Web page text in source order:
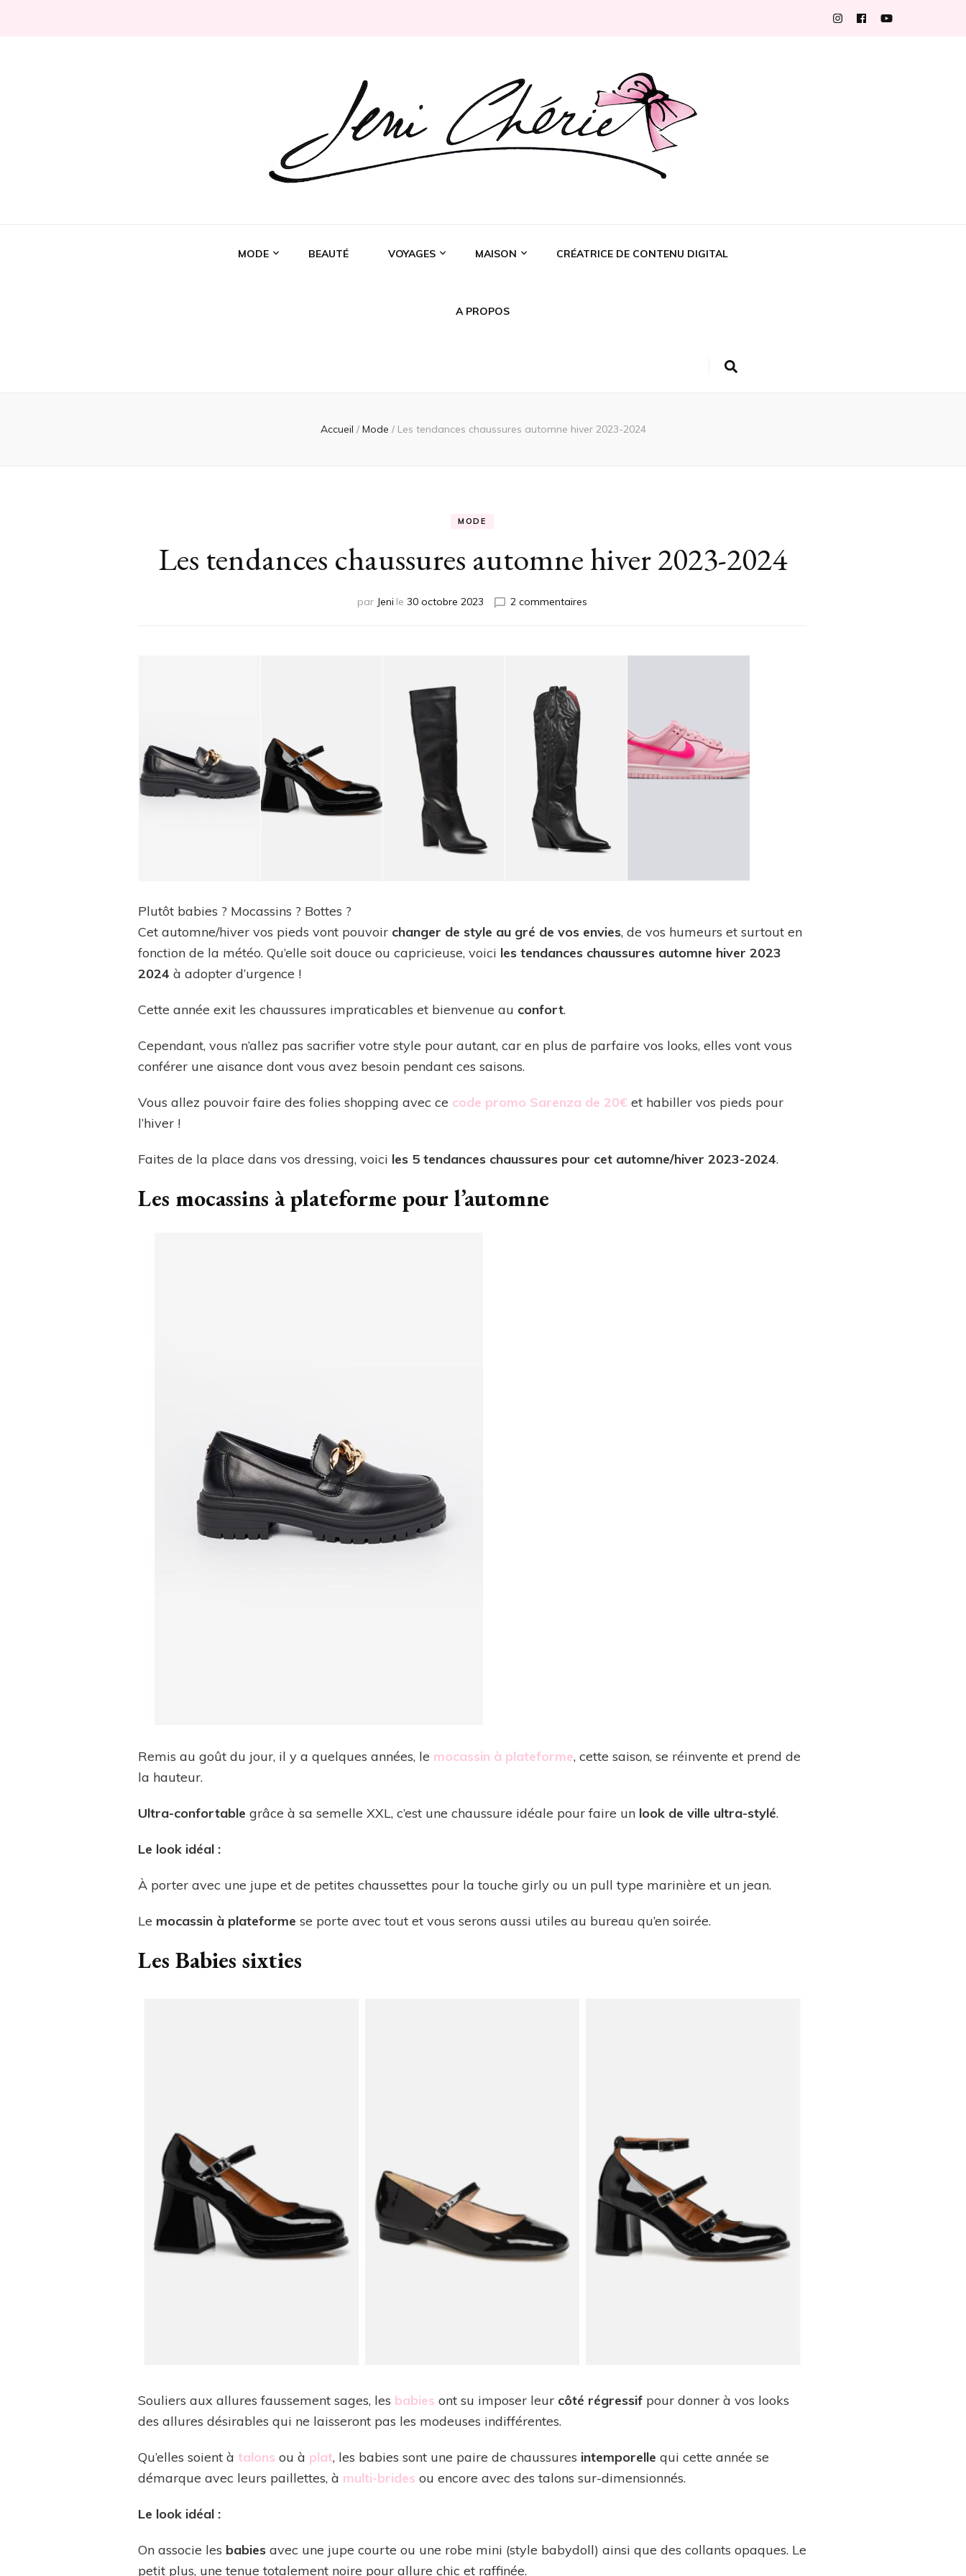
MODE BEAUTÉ VOYAGES MAISON CRÉATRICE DE CONTENU DIGITAL
A PROPOS
Accueil / Mode / Les tendances chaussures automne hiver 2023-2024
MODE
Les tendances chaussures automne hiver 2023-2024
par Jeni le 30 octobre 2023 2 commentaires
Plutôt babies ? Mocassins ? Bottes ?
Cet automne/hiver vos pieds vont pouvoir changer de style au gré de vos envies, de vos humeurs et surtout en
fonction de la météo. Qu’elle soit douce ou capricieuse, voici les tendances chaussures automne hiver 2023
2024 à adopter d’urgence !
Cette année exit les chaussures impraticables et bienvenue au confort.
Cependant, vous n’allez pas sacrifier votre style pour autant, car en plus de parfaire vos looks, elles vont vous
conférer une aisance dont vous avez besoin pendant ces saisons.
Vous allez pouvoir faire des folies shopping avec ce code promo Sarenza de 20€ et habiller vos pieds pour
l’hiver !
Faites de la place dans vos dressing, voici les 5 tendances chaussures pour cet automne/hiver 2023-2024.
Les mocassins à plateforme pour l’automne
Remis au goût du jour, il y a quelques années, le mocassin à plateforme, cette saison, se réinvente et prend de
la hauteur.
Ultra-confortable grâce à sa semelle XXL, c’est une chaussure idéale pour faire un look de ville ultra-stylé.
Le look idéal :
À porter avec une jupe et de petites chaussettes pour la touche girly ou un pull type marinière et un jean.
Le mocassin à plateforme se porte avec tout et vous serons aussi utiles au bureau qu’en soirée.
Les Babies sixties
Souliers aux allures faussement sages, les babies ont su imposer leur côté régressif pour donner à vos looks
des allures désirables qui ne laisseront pas les modeuses indifférentes.
Qu’elles soient à talons ou à plat, les babies sont une paire de chaussures intemporelle qui cette année se
démarque avec leurs paillettes, à multi-brides ou encore avec des talons sur-dimensionnés.
Le look idéal :
On associe les babies avec une jupe courte ou une robe mini (style babydoll) ainsi que des collants opaques. Le
petit plus, une tenue totalement noire pour allure chic et raffinée.